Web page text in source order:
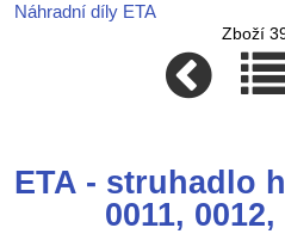
Náhradní díly ETA
Zboží
ETA - struhadlo
0011,